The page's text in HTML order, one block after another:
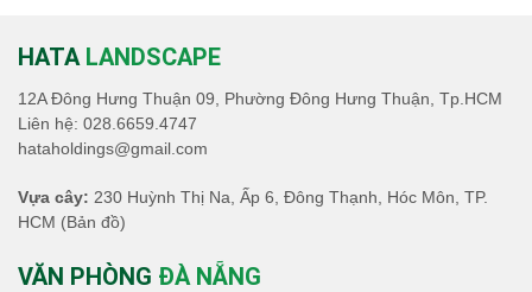
HATA LANDSCAPE
12A Đông Hưng Thuận 09, Phường Đông Hưng Thuận, Tp.HCM
Liên hệ: 028.6659.4747
hataholdings@gmail.com
Vựa cây: 230 Huỳnh Thị Na, Ấp 6, Đông Thạnh, Hóc Môn, TP.
HCM (Bản đồ)
VĂN PHÒNG ĐÀ NẴNG